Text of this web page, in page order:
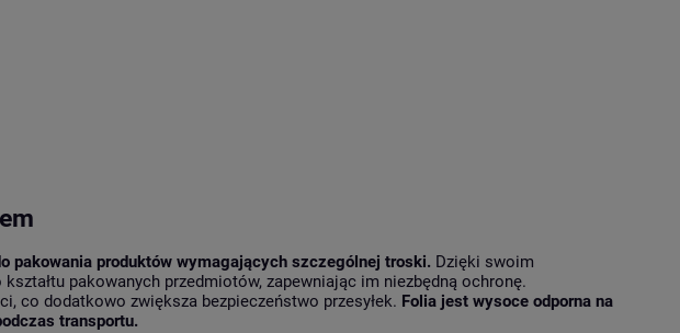
pakowania produktów wymagających szczególnej troski.Dzięki swoim
pakowanych przedmiotów, zapewniając im niezbędną ochronę.
co dodatkowo zwiększa bezpieczeństwo przesyłek. Folia jest wysoce odporna na
transportu.